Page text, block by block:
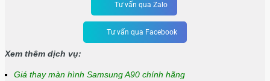
Tư vấn qua Zalo
Tư vấn qua Facebook
Xem thêm dịch vụ:
Giá thay màn hình Samsung A90 chính hãng